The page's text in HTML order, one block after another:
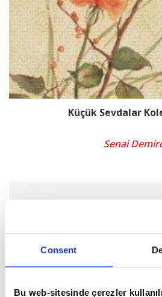
Consent
Bu web-sitesinde çerezler
Küçük Sevdalar
Senai